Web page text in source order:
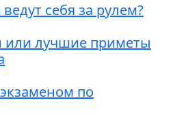
себя за рулем?
или лучшие приметы
по